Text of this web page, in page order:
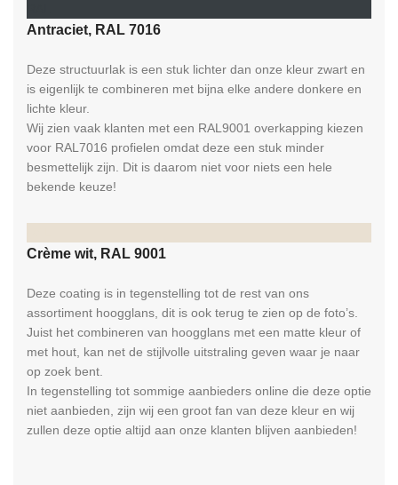
Antraciet, RAL 7016
Deze structuurlak is een stuk lichter dan onze kleur zwart en
is eigenlijk te combineren met bijna elke andere donkere en
lichte kleur.
Wij zien vaak klanten met een RAL9001 overkapping kiezen
voor RAL7016 profielen omdat deze een stuk minder
besmettelijk zijn. Dit is daarom niet voor niets een hele
bekende keuze!
Crème wit, RAL 9001
Deze coating is in tegenstelling tot de rest van ons
assortiment hoogglans, dit is ook terug te zien op de foto’s.
Juist het combineren van hoogglans met een matte kleur of
met hout, kan net de stijlvolle uitstraling geven waar je naar
op zoek bent.
In tegenstelling tot sommige aanbieders online die deze optie
niet aanbieden, zijn wij een groot fan van deze kleur en wij
zullen deze optie altijd aan onze klanten blijven aanbieden!